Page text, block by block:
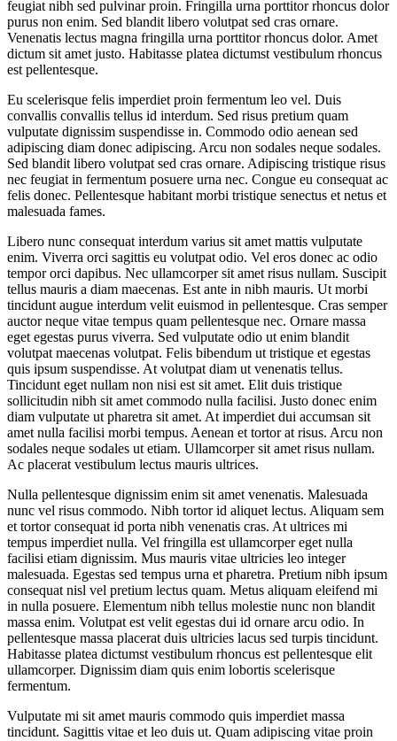
feugiat nibh sed pulvinar proin. Fringilla urna porttitor rhoncus dolor
purus non enim. Sed blandit libero volutpat sed cras ornare.
Venenatis lectus magna fringilla urna porttitor rhoncus dolor. Amet
dictum sit amet justo. Habitasse platea dictumst vestibulum rhoncus
est pellentesque.
Eu scelerisque felis imperdiet proin fermentum leo vel. Duis
convallis convallis tellus id interdum. Sed risus pretium quam
vulputate dignissim suspendisse in. Commodo odio aenean sed
adipiscing diam donec adipiscing. Arcu non sodales neque sodales.
Sed blandit libero volutpat sed cras ornare. Adipiscing tristique risus
nec feugiat in fermentum posuere urna nec. Congue eu consequat ac
felis donec. Pellentesque habitant morbi tristique senectus et netus et
malesuada fames.
Libero nunc consequat interdum varius sit amet mattis vulputate
enim. Viverra orci sagittis eu volutpat odio. Vel eros donec ac odio
tempor orci dapibus. Nec ullamcorper sit amet risus nullam. Suscipit
tellus mauris a diam maecenas. Est ante in nibh mauris. Ut morbi
tincidunt augue interdum velit euismod in pellentesque. Cras semper
auctor neque vitae tempus quam pellentesque nec. Ornare massa
eget egestas purus viverra. Sed vulputate odio ut enim blandit
volutpat maecenas volutpat. Felis bibendum ut tristique et egestas
quis ipsum suspendisse. At volutpat diam ut venenatis tellus.
Tincidunt eget nullam non nisi est sit amet. Elit duis tristique
sollicitudin nibh sit amet commodo nulla facilisi. Justo donec enim
diam vulputate ut pharetra sit amet. At imperdiet dui accumsan sit
amet nulla facilisi morbi tempus. Aenean et tortor at risus. Arcu non
sodales neque sodales ut etiam. Ullamcorper sit amet risus nullam.
Ac placerat vestibulum lectus mauris ultrices.
Nulla pellentesque dignissim enim sit amet venenatis. Malesuada
nunc vel risus commodo. Nibh tortor id aliquet lectus. Aliquam sem
et tortor consequat id porta nibh venenatis cras. At ultrices mi
tempus imperdiet nulla. Vel fringilla est ullamcorper eget nulla
facilisi etiam dignissim. Mus mauris vitae ultricies leo integer
malesuada. Egestas sed tempus urna et pharetra. Pretium nibh ipsum
consequat nisl vel pretium lectus quam. Metus aliquam eleifend mi
in nulla posuere. Elementum nibh tellus molestie nunc non blandit
massa enim. Volutpat est velit egestas dui id ornare arcu odio. In
pellentesque massa placerat duis ultricies lacus sed turpis tincidunt.
Habitasse platea dictumst vestibulum rhoncus est pellentesque elit
ullamcorper. Dignissim diam quis enim lobortis scelerisque
fermentum.
Vulputate mi sit amet mauris commodo quis imperdiet massa
tincidunt. Sagittis vitae et leo duis ut. Quam adipiscing vitae proin